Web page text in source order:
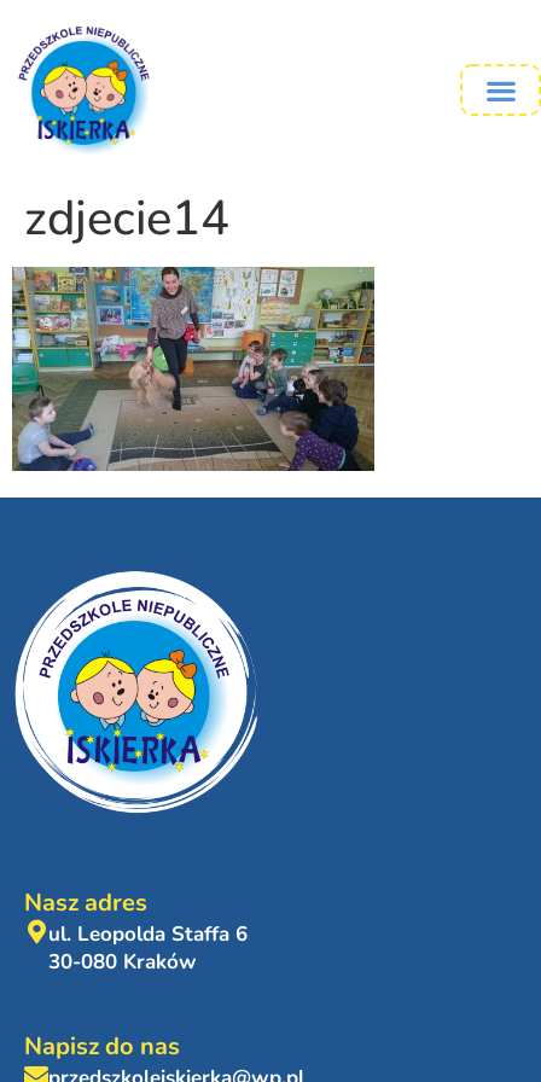
zdjecie14
Nasz adres
ul. Leopolda Staffa 6
30-080 Kraków
Napisz do nas